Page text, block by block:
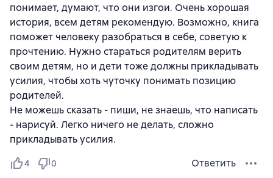
понимает, думают, что они изгои. Очень хорошая
история, всем детям рекомендую. Возможно, книга
поможет человеку разобраться в себе, советую к
прочтению. Нужно стараться родителям верить
своим детям, но и дети тоже должны прикладывать
усилия, чтобы хоть чуточку понимать позицию
родителей.
Не можешь сказать - пиши, не знаешь, что написать
- нарисуй. Легко ничего не делать, сложно
прикладывать усилия.
4 0 Ответить